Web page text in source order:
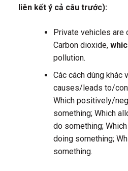
liên kết ý cả câu trước):
Private vehicles are
Carbon dioxide,
pollution.
Các cách dùng khác
causes/leads to/
Which positively/
something; Which
do something;
doing something;
something.